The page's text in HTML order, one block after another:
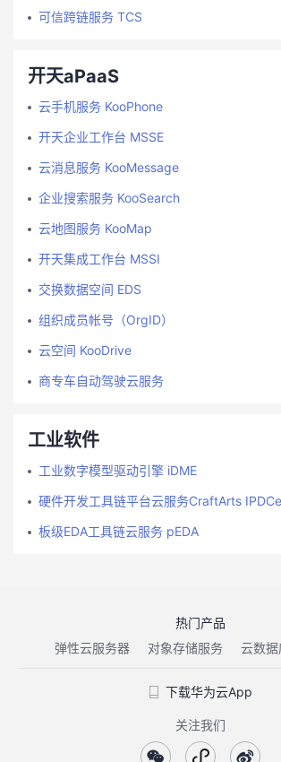
可信跨链服务 TCS
开天aPaaS
云手机服务 KooPhone
开天企业工作台 MSSE
云消息服务 KooMessage
企业搜索服务 KooSearch
云地图服务 KooMap
开天集成工作台 MSSI
交换数据空间 EDS
组织成员帐号（OrgID）
云空间 KooDrive
商专车自动驾驶云服务
工业软件
工业数字模型驱动引擎 iDME
硬件开发工具链平台云服务CraftArts
板级EDA工具链云服务 pEDA
热门产品
弹性云服务器
对象存储服务 云数据
下载华为云App
关注我们